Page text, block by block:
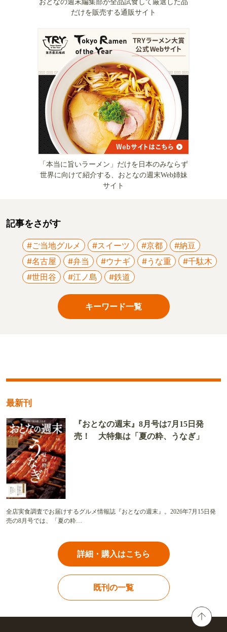
おとなの週末編集部が全品試食して厳選した品
だけを販売する通販サイト
「本当に旨いラーメン」だけを日本のみならず
世界に向けて紹介する、おとなの週末Web姉妹
サイト
記事をさがす
#ご当地グルメ #スイーツ #京都
#納豆
#名古屋
#弁当 #ウナギ #うな重
#千駄木
#世田谷
#江ノ島 #鉄道
キーワード一覧
最新刊
『おとなの週末』8月号は7月15日発
売！ 大特集は「夏の粋、うなぎ」
全店実食調査でお届けするグルメ情報誌『おとなの週末』。2026年7月15日発
売の8月号では、「夏の粋…
詳細・購入はこちら
既刊の一覧